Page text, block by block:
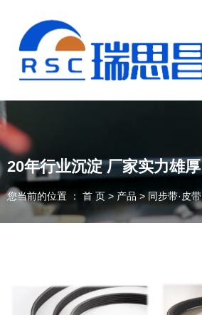
13925235098
20年行业沉淀 厂家实力雄厚
您当前的位置 ： 首 页 > 产品 > 同步带·皮带